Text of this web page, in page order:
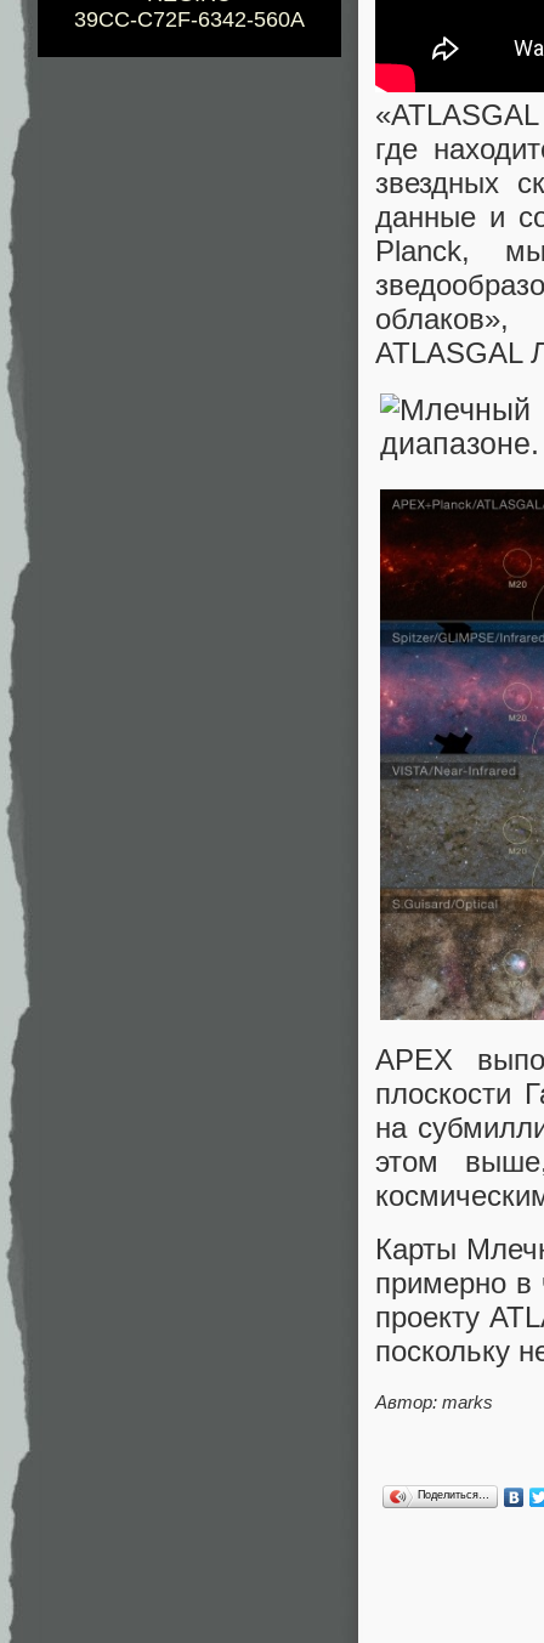
39CC-C72F-6342-560A
где
звездных
данные и
Planck,
ATLASGAL
APEX
плоскости
на
этом
Карты
примерно в
проекту
поскольку
Автор: marks
Поделиться…